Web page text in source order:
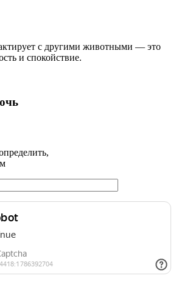
с другими животными — это
и спокойствие.